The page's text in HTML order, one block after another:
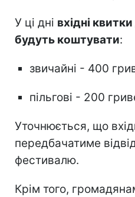
У ці дні вхідні
будуть коштувати:
звичайні - 400
пільгові - 200
Уточнюється, що
передбачатиме
фестивалю.
Крім того,